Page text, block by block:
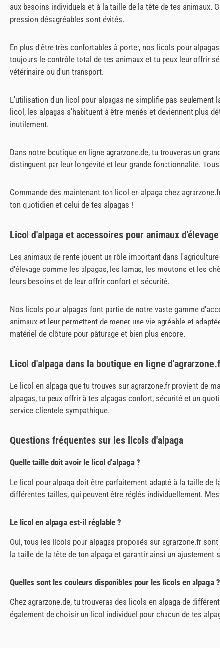
aux besoins individuels et à la taille de la tête de tes animaux.
pression désagréables sont évités.
En plus d'être très confortables à porter, nos licols pour
toujours le contrôle total de tes animaux et tu peux leur offrir
vétérinaire ou d'un transport.
L'utilisation d'un licol pour alpagas ne simplifie pas seulement
licol, les alpagas s'habituent à être menés et deviennent plus
inutilement.
Dans notre boutique en ligne agrarzone.de, tu trouveras un
distinguent par leur longévité et leur grande fonctionnalité.
Commande dès maintenant ton licol en alpaga chez
ton quotidien et celui de tes alpagas !
Licol d'alpaga et accessoires pour animaux d'élevage
Les animaux de rente jouent un rôle important dans
d'élevage comme les alpagas, les lamas, les moutons et les
leurs besoins et de leur offrir confort et sécurité.
Nos licols pour alpagas font partie de notre vaste gamme
animaux et leur permettent de mener une vie agréable et
matériel de clôture pour pâturage et bien plus encore.
Licol d'alpaga dans la boutique en ligne
Le licol en alpaga que tu trouves sur agrarzone.fr provient de
alpagas, tu peux offrir à tes alpagas confort, sécurité et un
service clientèle sympathique.
Questions fréquentes sur les licols d'alpaga
Quelle taille doit avoir le licol d'alpaga ?
Le licol pour alpaga doit être parfaitement adapté à la taille de
différentes tailles, qui peuvent être réglés individuellement.
Le licol en alpaga est-il réglable ?
Oui, tous les licols pour alpagas proposés sur agrarzone.fr
la taille de la tête de ton alpaga et garantir ainsi un ajustement
Quelles sont les couleurs disponibles pour les licols en alpaga ?
Chez agrarzone.de, tu trouveras des licols en alpaga de
également de choisir un licol individuel pour chacun de tes